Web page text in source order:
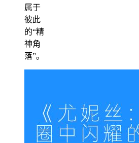
属于
彼此
的“精
神角
落”。